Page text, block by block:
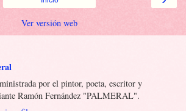
Ver versión web
por el pintor, poeta, escritor y
Ramón Fernández "PALMERAL".